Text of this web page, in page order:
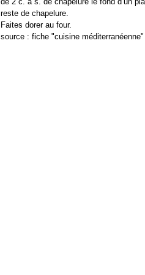
reste de chapelure.
Faites dorer au four.
source : fiche "cuisine méditerranéenne"